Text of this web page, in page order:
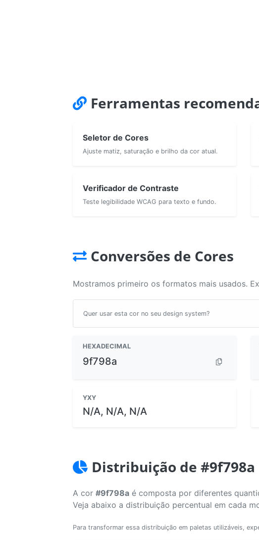
Ferramentas
Seletor de Cores
Ajuste matiz, saturação e brilho da cor atual.
Verificador de Contraste
Teste legibilidade WCAG para texto e fundo.
Conversões de Cores
Mostramos primeiro os formatos mais usados.
Quer usar esta cor no seu design system?
HEXADECIMAL
9f798a
YXY
N/A, N/A, N/A
Distribuição de #9f798a
A cor #9f798a é composta por diferentes
Veja abaixo a distribuição percentual em cada
Para transformar essa distribuição em paletas utilizáveis,